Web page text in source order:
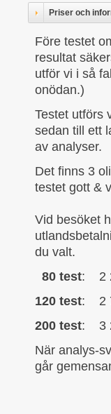
Priser och
Före testet
resultat
utför vi i så
onödan.)
Testet utförs
sedan till ett
av analyser.
Det finns 3
testet gott &
Vid besöket
du valt.
80 test: 2
120 test: 2
200 test: 3
När analys-
går